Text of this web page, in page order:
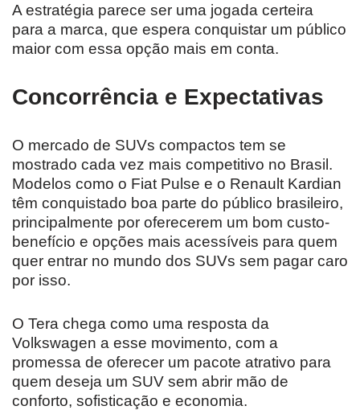
A estratégia parece ser uma jogada certeira
para a marca, que espera conquistar um público
maior com essa opção mais em conta.
Concorrência e Expectativas
O mercado de SUVs compactos tem se
mostrado cada vez mais competitivo no Brasil.
Modelos como o Fiat Pulse e o Renault Kardian
têm conquistado boa parte do público brasileiro,
principalmente por oferecerem um bom custo-
benefício e opções mais acessíveis para quem
quer entrar no mundo dos SUVs sem pagar caro
por isso.
O Tera chega como uma resposta da
Volkswagen a esse movimento, com a
promessa de oferecer um pacote atrativo para
quem deseja um SUV sem abrir mão de
conforto, sofisticação e economia.